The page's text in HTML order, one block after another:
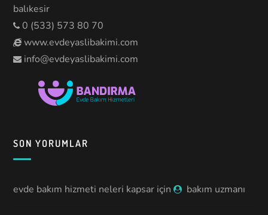
balıkesir
0 (533) 573 80 70
www.evdeyaslibakimi.com
info@evdeyaslibakimi.com
SON YORUMLAR
evde bakım hizmeti neleri kapsar için bakım uzmanı